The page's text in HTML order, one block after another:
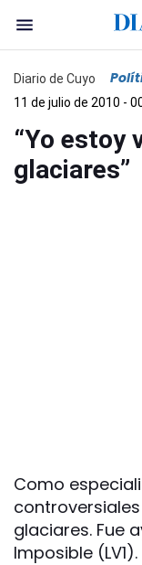
Diario de Cuyo
11 de julio de 2010 -
“Yo estoy
glaciares”
Como
glaciares. Fue
Imposible (LV1).